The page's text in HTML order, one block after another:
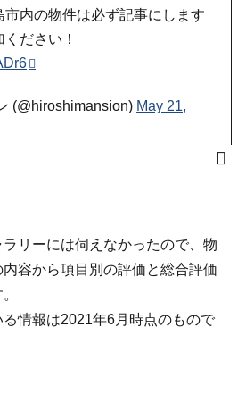
市内の物件は必ず記事にします
ださい！
(@hiroshimansion) May 21,
リーには伺えなかったので、物
容から項目別の評価と総合評価
情報は2021年6月時点のもので